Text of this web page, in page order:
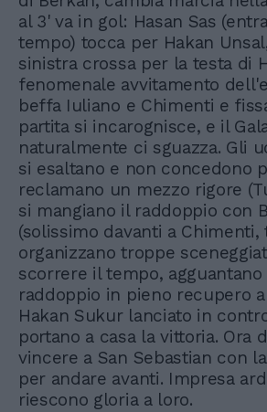
al 3' va in gol: Hasan Sas
tempo) tocca per Hakan
sinistra crossa per la testa di
fenomenale avvitamento
beffa Iuliano e Chimenti e
partita si incarognisce, e il
naturalmente ci sguazza. Gli
si esaltano e non concedono
reclamano un mezzo rigore
si mangiano il raddoppio con
(solissimo davanti a
organizzano troppe
scorrere il tempo,
raddoppio in pieno recupero
Hakan Sukur lanciato in
portano a casa la vittoria. Ora
vincere a San Sebastian con
per andare avanti. Impresa
riescono gloria a loro.